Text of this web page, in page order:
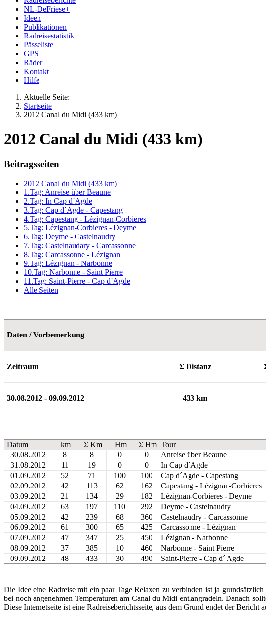
NL-DeFriese+
Ideen
Publikationen
Radreisestatistik
Pässeliste
GPS
Räder
Kontakt
Hilfe
Aktuelle Seite:
Startseite
2012 Canal du Midi (433 km)
2012 Canal du Midi (433 km)
Beitragsseiten
2012 Canal du Midi (433 km)
1.Tag: Anreise über Beaune
2.Tag: In Cap d´Agde
3.Tag: Cap d´Agde - Capestang
4.Tag: Capestang - Lézignan-Corbieres
5.Tag: Lézignan-Corbieres - Deyme
6.Tag: Deyme - Castelnaudry
7.Tag: Castelnaudary - Carcassonne
8.Tag: Carcassonne - Lézignan
9.Tag: Lézignan - Narbonne
10.Tag: Narbonne - Saint Pierre
11.Tag: Saint-Pierre - Cap d´Agde
Alle Seiten
Daten / Vorbemerkung
Zeitraum Σ Distanz
30.08.2012 - 09.09.2012 433 km
Datum km Σ Km Hm Σ Hm Tour
30.08.2012
8 8 0 0 Anreise über Beaune
31.08.2012
11 19 0 0 In Cap d´Agde
01.09.2012
52 71 100 100 Cap d´Agde - Capestang
02.09.2012
42 113 62 162 Capestang - Lézignan-Corbieres
03.09.2012
21 134 29 182 Lézignan-Corbieres - Deyme
04.09.2012
63 197 110 292 Deyme - Castelnaudry
05.09.2012
42 239 68 360 Castelnaudry - Carcassonne
06.09.2012
61 300 65 425 Carcassonne - Lézignan
07.09.2012
47 347 25 450 Lézignan - Narbonne
08.09.2012
37 385 10 460 Narbonne - Saint Pierre
09.09.2012
48 433 30 490 Saint-Pierre - Cap d´ Agde
Die Idee eine Radreise mit ein paar Tage Relaxen zu verbinden ist ja
bei noch angenehmen Temperaturen am Canal du Midi entlangradeln. Danach
Diese Internetseite ist eine Radreiseberichtsseite, aus dem Grund endet der